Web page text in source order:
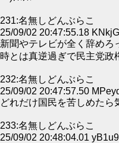
231:名無しどんぶらこ
25/09/02 20:47:55.18
新聞やテレビが全く辞めろ
時とは真逆過ぎで民主党政
232:名無しどんぶらこ
25/09/02 20:47:57.50
どれだけ国民を苦しめたら
233:名無しどんぶらこ
25/09/02 20:48:04.01